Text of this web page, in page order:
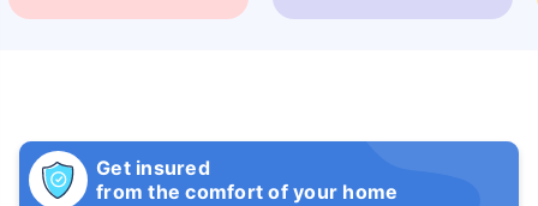
Get insured
from the comfort of your home